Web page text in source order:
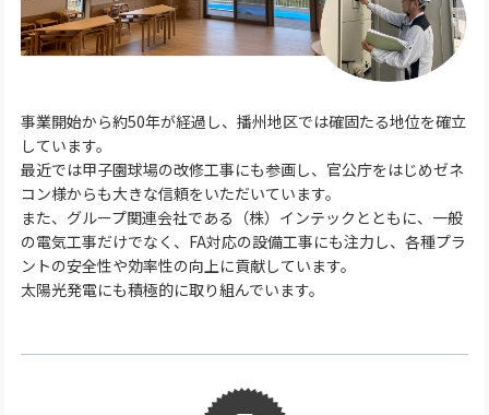
事業開始から約50年が経過し、播州地区では確固たる地位を確立
しています。
最近では甲子園球場の改修工事にも参画し、官公庁をはじめゼネ
コン様からも大きな信頼をいただいています。
また、グループ関連会社である（株）インテックとともに、一般
の電気工事だけでなく、FA対応の設備工事にも注力し、各種プラ
ントの安全性や効率性の向上に貢献しています。
太陽光発電にも積極的に取り組んでいます。